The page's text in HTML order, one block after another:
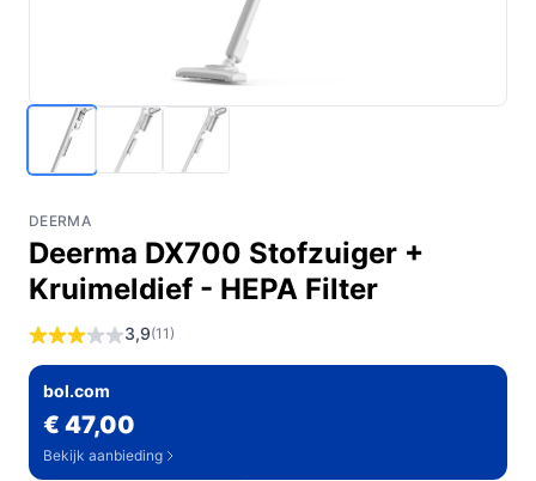
DEERMA
Deerma DX700 Stofzuiger +
Kruimeldief - HEPA Filter
3,9(11)
bol.com
€ 47,00
Bekijk aanbieding